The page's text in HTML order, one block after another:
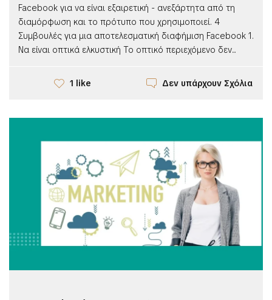
Facebook για να είναι εξαιρετική - ανεξάρτητα από τη
διαμόρφωση και το πρότυπο που χρησιμοποιεί. 4
Συμβουλές για μια αποτελεσματική διαφήμιση Facebook 1.
Να είναι οπτικά ελκυστική Το οπτικό περιεχόμενο δεν...
1 like Δεν υπάρχουν Σχόλια